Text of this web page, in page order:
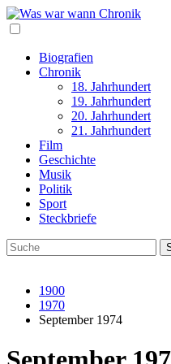
Biografien
Chronik
18. Jahrhundert
19. Jahrhundert
20. Jahrhundert
21. Jahrhundert
Film
Geschichte
Musik
Politik
Sport
Steckbriefe
1900
1970
September 1974